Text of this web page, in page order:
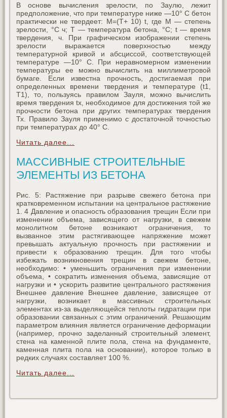
В основе вычисления зрелости, по Заулю, лежит
предположение, что при температуре ниже —10° С бетон
практически не твердеет: М=(Т+ 10) t, где М — степень
зрелости, °С ч; Т — температура бетона, °С; t — время
твердения, ч. При графическом изображении степень
зрелости выражается поверхностью между
температурной кривой и абсциссой, соответствующей
температуре —10° С. При неравномерном изменении
температуры ее можно вычислить на миллиметровой
бумаге. Если известна прочность, достигаемая при
определенных времени твердения и температуре (t1,
T1), то, пользуясь правилом Зауля, можно вычислить
время твердения tx, необходимое для достижения той же
прочности бетона при других температурах твердения
Тх. Правило Зауля применимо с достаточной точностью
при температурах до 40° С.
Читать далее...
МАССИВНЫЕ СТРОИТЕЛЬНЫЕ
ЭЛЕМЕНТЫ ИЗ БЕТОНА
Рис. 5: Растяжение при разрыве свежего бетона при
кратковременном испытании на центральное растяжение
1. 4 Давление и опасность образования трещин Если при
изменении объема, зависящего от нагрузки, в свежем
монолитном бетоне возникают ограничения, то
вызванное этим растягивающее напряжение может
превышать актуальную прочность при растяжении и
привести к образованию трещин. Для того чтобы
избежать возникновения трещин в свежем бетоне,
необходимо: • уменьшить ограничения при изменении
объема, • сократить изменения объема, зависящие от
нагрузки и • ускорить развитие центрального растяжения
Внешнее давление Внешнее давление, зависящее от
нагрузки, возникает в массивных строительных
элементах из-за выделяющейся теплоты гидратации при
образовании связанных с этим ограничений. Решающим
параметром влияния является ограничение деформации
(например, прочно заделанный строительный элемент,
стена на каменной плите пола, стена на фундаменте,
каменная плита пола на основании), которое только в
редких случаях составляет 100 %.
Читать далее...